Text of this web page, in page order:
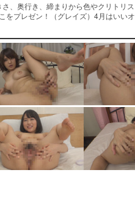
、奥行き、締まりから色やクリトリ
をプレゼン！（グレイズ）4月はいい